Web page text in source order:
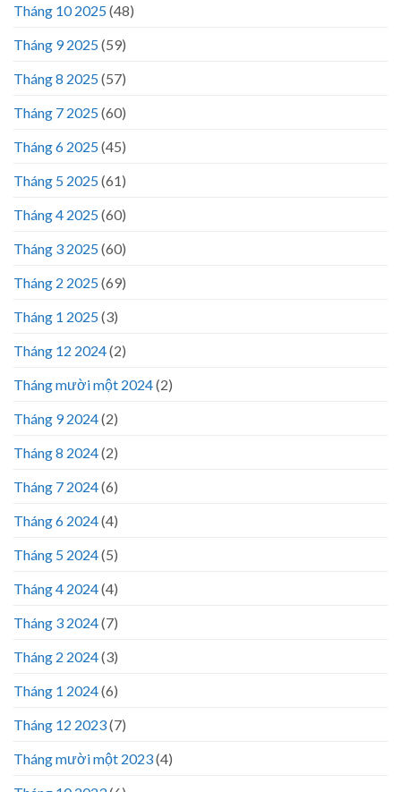
Tháng 10 2025(48)
Tháng 9 2025(59)
Tháng 8 2025(57)
Tháng 7 2025(60)
Tháng 6 2025(45)
Tháng 5 2025(61)
Tháng 4 2025(60)
Tháng 3 2025(60)
Tháng 2 2025(69)
Tháng 1 2025(3)
Tháng 12 2024(2)
Tháng mười một 2024(2)
Tháng 9 2024(2)
Tháng 8 2024(2)
Tháng 7 2024(6)
Tháng 6 2024(4)
Tháng 5 2024(5)
Tháng 4 2024(4)
Tháng 3 2024(7)
Tháng 2 2024(3)
Tháng 1 2024(6)
Tháng 12 2023(7)
Tháng mười một 2023(4)